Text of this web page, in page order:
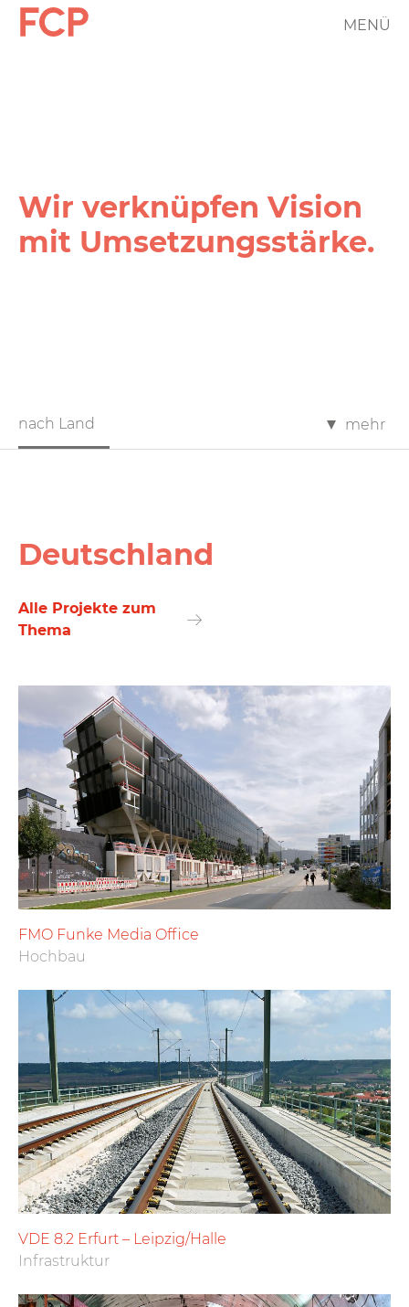
Direkt
zumFCP
MENÜ
Wir verknüpfen Vision
mit Umsetzungs­stärke.
nach Land mehr
Deutschland
Alle Projekte zum
Thema
FMO Funke Media Office
Hochbau
VDE 8.2 Erfurt – Leipzig/Halle
Infrastruktur